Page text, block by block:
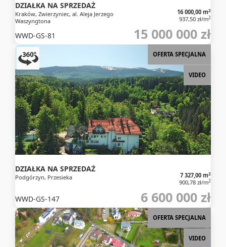
DZIAŁKA NA SPRZEDAŻ
Kraków, Zwierzyniec, al. Aleja Jerzego
Waszyngtona
16 000,00 m2
937,50 zł/m2
WWD-GS-81 15 000 000 zł
OFERTA SPECJALNA
VIDEO
DZIAŁKA NA SPRZEDAŻ
Podgórzyn, Przesieka 7 327,00 m2
900,78 zł/m2
WWD-GS-147 6 600 000 zł
OFERTA SPECJALNA
VIDEO